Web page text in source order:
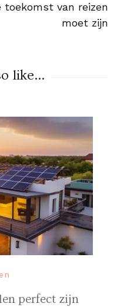
toekomst van reizen
moet zijn
like...
perfect zijn